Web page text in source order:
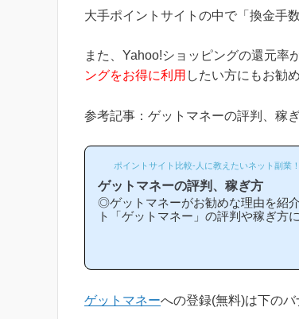
大手ポイントサイトの中で「換金手
また、Yahoo!ショッピングの還元率
ングをお得に利用 したい方にもお勧
参考記事：ゲットマネーの評判、稼
ポイントサイト比較-人に教えたいネット副業
ゲットマネーの評判、稼ぎ方
◎ゲットマネーがお勧めな理由を紹
ト「ゲットマネー」の評判や稼ぎ方
い解説を目指しており、おかげ様で
ジからゲットマネーへの新規登録は
下...
ゲットマネーへの登録(無料)は下のバ